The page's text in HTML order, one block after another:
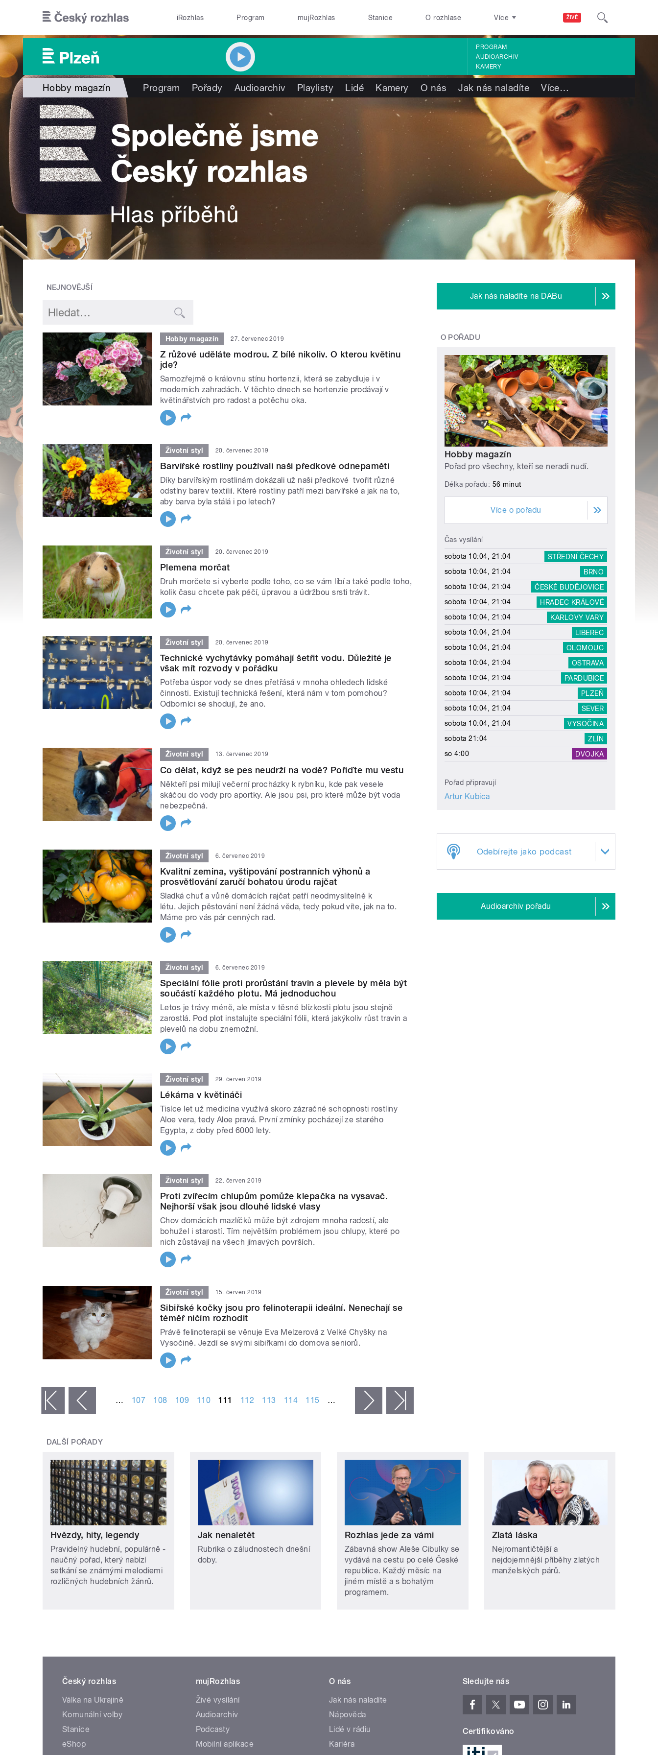
ŽIVĚ
iRozhlas Program mujRozhlas Stanice O rozhlase Více
PROGRAM
AUDIOARCHIV
KAMERY
Hobby magazín Program Pořady Audioarchiv Playlisty Lidé Kamery O nás Jak nás naladíte Více…
NEJNOVĚJŠÍ
Hobby magazín 27. červenec 2019
Z růžové uděláte modrou. Z bílé nikoliv. O kterou květinu
jde?
Samozřejmě o královnu stínu hortenzii, která se zabydluje i v
moderních zahradách. V těchto dnech se hortenzie prodávají v
květinářstvích pro radost a potěchu oka.
Životní styl 20. červenec 2019
Barvířské rostliny používali naši předkové odnepaměti
Díky barvířským rostlinám dokázali už naši předkové tvořit různé
odstíny barev textilií. Které rostliny patří mezi barvířské a jak na to,
aby barva byla stálá i po letech?
Životní styl 20. červenec 2019
Plemena morčat
Druh morčete si vyberte podle toho, co se vám líbí a také podle toho,
kolik času chcete pak péčí, úpravou a údržbou srsti trávit.
Životní styl 20. červenec 2019
Technické vychytávky pomáhají šetřit vodu. Důležité je
však mít rozvody v pořádku
Potřeba úspor vody se dnes přetřásá v mnoha ohledech lidské
činnosti. Existují technická řešení, která nám v tom pomohou?
Odborníci se shodují, že ano.
Životní styl 13. červenec 2019
Co dělat, když se pes neudrží na vodě? Pořiďte mu vestu
Někteří psi milují večerní procházky k rybníku, kde pak vesele
skáčou do vody pro aportky. Ale jsou psi, pro které může být voda
nebezpečná.
Životní styl 6. červenec 2019
Kvalitní zemina, vyštipování postranních výhonů a
prosvětlování zaručí bohatou úrodu rajčat
Sladká chuť a vůně domácích rajčat patří neodmyslitelně k
létu. Jejich pěstování není žádná věda, tedy pokud víte, jak na to.
Máme pro vás pár cenných rad.
Životní styl 6. červenec 2019
Speciální fólie proti prorůstání travin a plevele by měla být
součástí každého plotu. Má jednoduchou
Letos je trávy méně, ale místa v těsné blízkosti plotu jsou stejně
zarostlá. Pod plot instalujte speciální fólii, která jakýkoliv růst travin a
plevelů na dobu znemožní.
Životní styl 29. červen 2019
Lékárna v květináči
Tisíce let už medicína využívá skoro zázračné schopnosti rostliny
Aloe vera, tedy Aloe pravá. První zmínky pocházejí ze starého
Egypta, z doby před 6000 lety.
Životní styl 22. červen 2019
Proti zvířecím chlupům pomůže klepačka na vysavač.
Nejhorší však jsou dlouhé lidské vlasy
Chov domácích mazlíčků může být zdrojem mnoha radostí, ale
bohužel i starostí. Tím největším problémem jsou chlupy, které po
nich zůstávají na všech jímavých površích.
Životní styl 15. červen 2019
Sibiřské kočky jsou pro felinoterapii ideální. Nenechají se
téměř ničím rozhodit
Právě felinoterapii se věnuje Eva Melzerová z Velké Chyšky na
Vysočině. Jezdí se svými sibiřkami do domova seniorů.
‹ předchozí … 107 108 109 110 111 112 113 114 115 … následující ›
Jak nás naladíte na DABu
O POŘADU
Hobby magazín
Pořad pro všechny, kteří se neradi nudí.
Délka pořadu: 56 minut
Více o pořadu
Čas vysílání
sobota 10:04, 21:04
STŘEDNÍ ČECHY
sobota 10:04, 21:04
BRNO
sobota 10:04, 21:04
ČESKÉ BUDĚJOVICE
sobota 10:04, 21:04
HRADEC KRÁLOVÉ
sobota 10:04, 21:04
KARLOVY VARY
sobota 10:04, 21:04
LIBEREC
sobota 10:04, 21:04
OLOMOUC
sobota 10:04, 21:04
OSTRAVA
sobota 10:04, 21:04
PARDUBICE
sobota 10:04, 21:04
PLZEŇ
sobota 10:04, 21:04
SEVER
sobota 10:04, 21:04
VYSOČINA
sobota 21:04
ZLÍN
so 4:00
DVOJKA
Pořad připravují
Artur Kubica
Odebírejte jako podcast
Audioarchiv pořadu
DALŠÍ POŘADY
Hvězdy, hity, legendy
Pravidelný hudební, populárně -
naučný pořad, který nabízí
setkání se známými melodiemi
rozličných hudebních žánrů.
Jak nenaletět
Rubrika o záludnostech dnešní
doby.
Rozhlas jede za vámi
Zábavná show Aleše Cibulky se
vydává na cestu po celé České
republice. Každý měsíc na
jiném místě a s bohatým
programem.
Zlatá láska
Nejromantičtější a
nejdojemnější příběhy zlatých
manželských párů.
Český rozhlas
Válka na Ukrajině
Komunální volby
Stanice
eShop
mujRozhlas
Živé vysílání
Audioarchiv
Podcasty
Mobilní aplikace
O nás
Jak nás naladíte
Nápověda
Lidé v rádiu
Kariéra
Sledujte nás
Certifikováno